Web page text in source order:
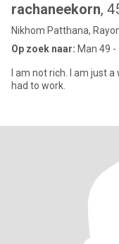
rachaneekorn,
Nikhom Patthana,
Op zoek naar: Man 49 -
I am not rich. I am just
had to work.